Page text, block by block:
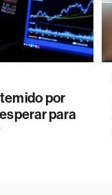
por
para